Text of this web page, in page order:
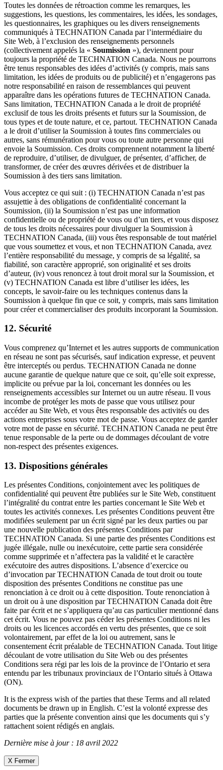
Toutes les données de rétroaction comme les remarques, les
suggestions, les questions, les commentaires, les idées, les sondages,
les questionnaires, les graphiques ou les divers renseignements
communiqués à TECHNATION Canada par l’intermédiaire du
Site Web, à l’exclusion des renseignements personnels
(collectivement appelés la « Soumission »), deviennent pour
toujours la propriété de TECHNATION Canada. Nous ne pourrons
être tenus responsables des idées d’activités (y compris, mais sans
limitation, les idées de produits ou de publicité) et n’engagerons pas
notre responsabilité en raison de ressemblances qui peuvent
apparaître dans les opérations futures de TECHNATION Canada.
Sans limitation, TECHNATION Canada a le droit de propriété
exclusif de tous les droits présents et futurs sur la Soumission, de
tous types et de toute nature, et ce, partout. TECHNATION Canada
a le droit d’utiliser la Soumission à toutes fins commerciales ou
autres, sans rémunération pour vous ou toute autre personne qui
envoie la Soumission. Ces droits comprennent notamment la liberté
de reproduire, d’utiliser, de divulguer, de présenter, d’afficher, de
transformer, de créer des œuvres dérivées et de distribuer la
Soumission à des tiers sans limitation.
Vous acceptez ce qui suit : (i) TECHNATION Canada n’est pas
assujettie à des obligations de confidentialité concernant la
Soumission, (ii) la Soumission n’est pas une information
confidentielle ou de propriété de vous ou d’un tiers, et vous disposez
de tous les droits nécessaires pour divulguer la Soumission à
TECHNATION Canada, (iii) vous êtes responsable de tout matériel
que vous soumettez et vous, et non TECHNATION Canada, avez
l’entière responsabilité du message, y compris de sa légalité, sa
fiabilité, son caractère approprié, son originalité et ses droits
d’auteur, (iv) vous renoncez à tout droit moral sur la Soumission, et
(v) TECHNATION Canada est libre d’utiliser les idées, les
concepts, le savoir-faire ou les techniques contenus dans la
Soumission à quelque fin que ce soit, y compris, mais sans limitation
pour créer et commercialiser des produits incorporant la Soumission.
12. Sécurité
Vous comprenez qu’Internet et les autres supports de communication
en réseau ne sont pas sécurisés, sauf indication expresse, et peuvent
être interceptés ou perdus. TECHNATION Canada ne donne
aucune garantie de quelque nature que ce soit, qu’elle soit expresse,
implicite ou prévue par la loi, concernant les données ou les
renseignements accessibles sur Internet ou un autre réseau. Il vous
incombe de protéger les mots de passe que vous utilisez pour
accéder au Site Web, et vous êtes responsable des activités ou des
actions entreprises sous votre mot de passe. Vous acceptez de garder
votre mot de passe en sécurité. TECHNATION Canada ne peut être
tenue responsable de la perte ou de dommages découlant de votre
non-respect des présentes exigences.
13. Dispositions générales
Les présentes Conditions, conjointement avec les politiques de
confidentialité qui peuvent être publiées sur le Site Web, constituent
l’intégralité du contrat entre les parties concernant le Site Web et
toutes les activités connexes. Les présentes Conditions peuvent être
modifiées seulement par un écrit signé par les deux parties ou par
une nouvelle publication des présentes Conditions par
TECHNATION Canada. Si une partie des présentes Conditions est
jugée illégale, nulle ou inexécutoire, cette partie sera considérée
comme supprimée et n’affectera pas la validité et le caractère
exécutoire des autres dispositions. L’absence d’exercice ou
d’invocation par TECHNATION Canada de tout droit ou toute
disposition des présentes Conditions ne constitue pas une
renonciation à ce droit ou à cette disposition. Toute renonciation à
un droit ou à une disposition par TECHNATION Canada doit être
faite par écrit et ne s’appliquera qu’au cas particulier mentionné dans
cet écrit. Vous ne pouvez pas céder les présentes Conditions ni les
droits ou les licences accordés en vertu des présentes, que ce soit
volontairement, par effet de la loi ou autrement, sans le
consentement écrit préalable de TECHNATION Canada. Tout litige
découlant de votre utilisation du Site Web ou des présentes
Conditions sera régi par les lois de la province de l’Ontario et sera
entendu par les tribunaux provinciaux de l’Ontario situés à Ottawa
(ON).
It is the express wish of the parties that these Terms and all related
documents be drawn up in English. C’est la volonté expresse des
parties que la présente convention ainsi que les documents qui s’y
rattachent soient rédigés en anglais.
Dernière mise à jour : 18 avril 2022
X Fermer